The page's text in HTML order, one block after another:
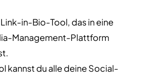
Link-in-Bio-Tool, das in eine
Management-Plattform
kannst du alle deine Social-